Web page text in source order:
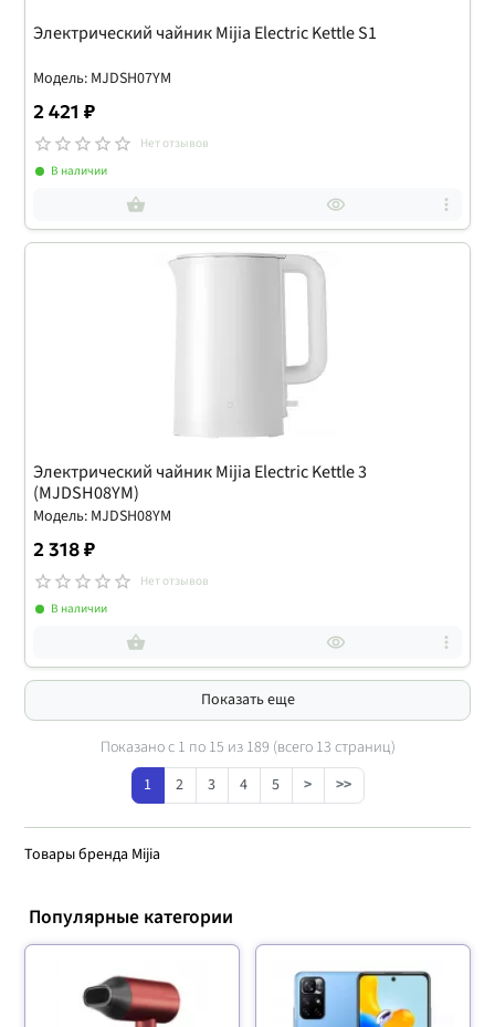
Электрический чайник Mijia Electric Kettle S1
Модель: MJDSH07YM
2 421 ₽
Нет отзывов
В наличии
Электрический чайник Mijia Electric Kettle 3
(MJDSH08YM)
Модель: MJDSH08YM
2 318 ₽
Нет отзывов
В наличии
Показать еще
Показано с 1 по 15 из 189 (всего 13 страниц)
1
2 3 4 5 > >>
Товары бренда Mijia
Популярные категории